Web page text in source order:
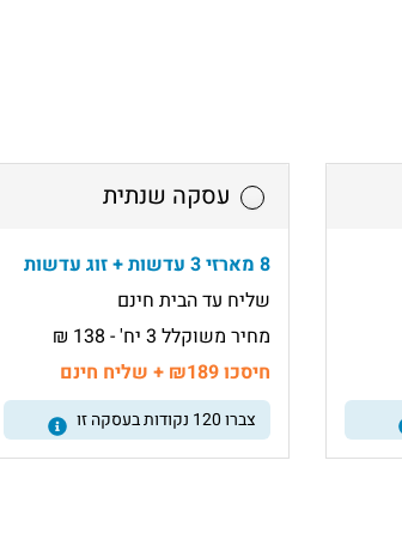
עסקה שנתית
8 מארזי 3 עדשות + זוג עדשות
שליח עד הבית חינם
מחיר משוקלל 3 יח' - 138 ₪
חיסכו ₪189 + שליח חינם
צברו120 נקודות בעסקה זו